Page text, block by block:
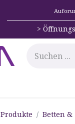
>
Produkte Betten